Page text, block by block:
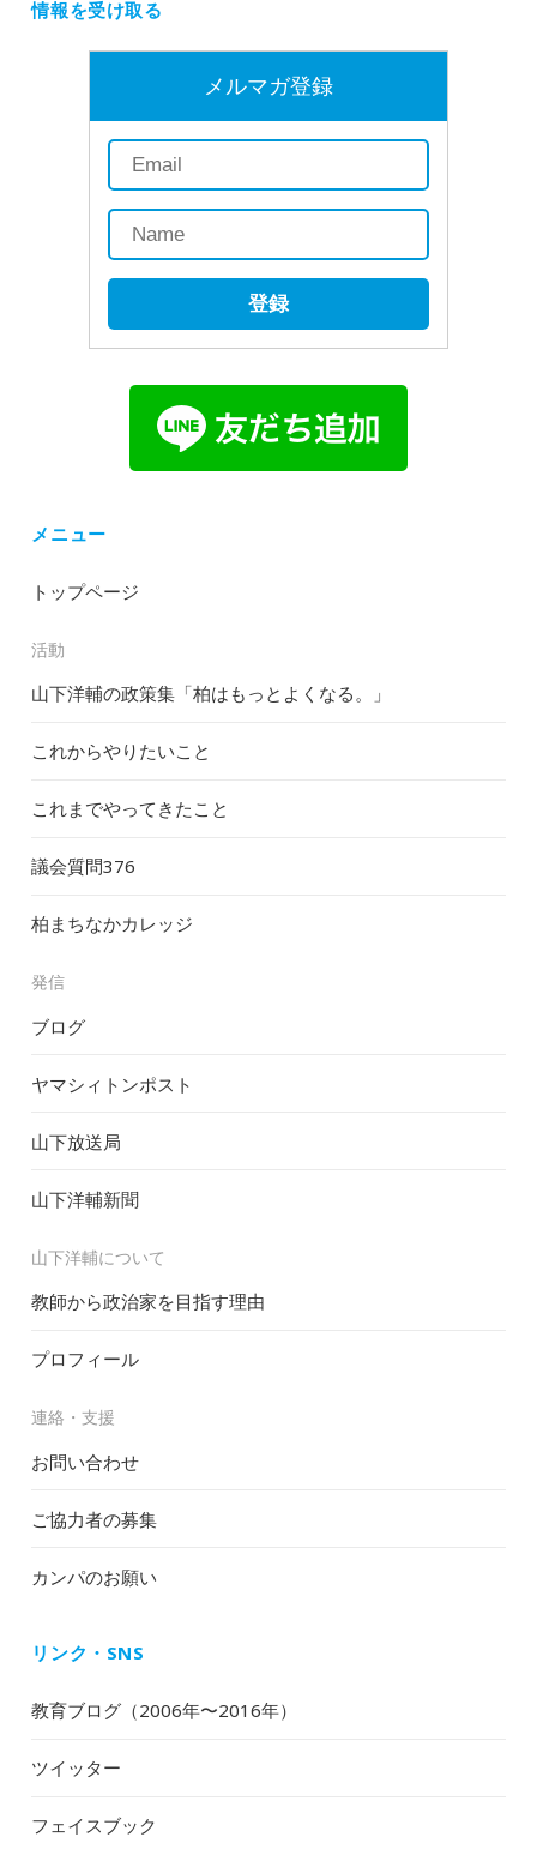
情報を受け取る
メルマガ登録
登録
メニュー
トップページ
活動
山下洋輔の政策集「柏はもっとよくなる。」
これからやりたいこと
これまでやってきたこと
議会質問376
柏まちなかカレッジ
発信
ブログ
ヤマシィトンポスト
山下放送局
山下洋輔新聞
山下洋輔について
教師から政治家を目指す理由
プロフィール
連絡・支援
お問い合わせ
ご協力者の募集
カンパのお願い
リンク・SNS
教育ブログ（2006年〜2016年）
ツイッター
フェイスブック